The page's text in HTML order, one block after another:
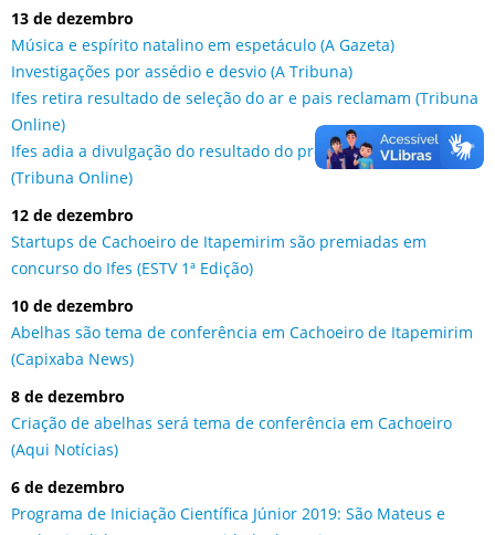
13 de dezembro
Música e espírito natalino em espetáculo (A Gazeta)
Investigações por assédio e desvio (A Tribuna)
Ifes retira resultado de seleção do ar e pais reclamam (Tribuna
Online)
Ifes adia a divulgação do resultado do processo seletivo
(Tribuna Online)
12 de dezembro
Startups de Cachoeiro de Itapemirim são premiadas em
concurso do Ifes (ESTV 1ª Edição)
10 de dezembro
Abelhas são tema de conferência em Cachoeiro de Itapemirim
(Capixaba News)
8 de dezembro
Criação de abelhas será tema de conferência em Cachoeiro
(Aqui Notícias)
6 de dezembro
Programa de Iniciação Científica Júnior 2019: São Mateus e